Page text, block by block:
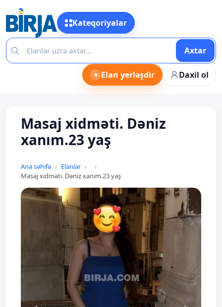
Kateqoriyalar
Axtar
+ Elan yerləşdir Daxil ol
Masaj xidməti. Dəniz
xanım.23 yaş
Ana səhifə
Elanlar
Masaj xidməti. Dəniz xanım.23 yaş